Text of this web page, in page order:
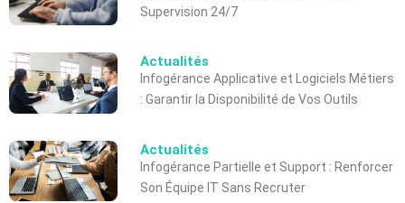
Supervision 24/7
Actualités
Infogérance Applicative et Logiciels Métiers
: Garantir la Disponibilité de Vos Outils
Actualités
Infogérance Partielle et Support : Renforcer
Son Équipe IT Sans Recruter